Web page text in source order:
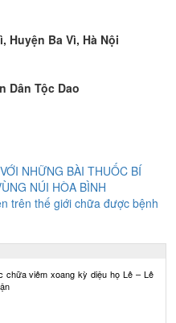
Huyện Ba Vì, Hà Nội
Dân Tộc Dao
NHỮNG BÀI THUỐC BÍ
NÚI HÒA BÌNH
trên thế giới chữa được bệnh
chữa viêm xoang kỳ diệu họ Lê – Lê